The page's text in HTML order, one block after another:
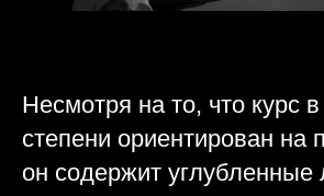
Несмотря на то, что курс
степени ориентирован на
он содержит углубленные